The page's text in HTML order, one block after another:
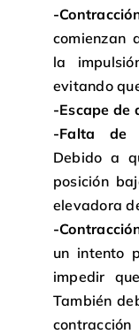
-
comienzan
la
evitando
-Escape de
-Falta de
Debido a
posición
elevadora
-
un intento
impedir
También